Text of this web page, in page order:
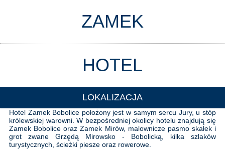
ZAMEK
HOTEL
LOKALIZACJA
Hotel Zamek Bobolice położony jest w samym sercu Jury, u stóp
królewskiej warowni. W bezpośredniej okolicy hotelu znajdują się
Zamek Bobolice oraz Zamek Mirów, malownicze pasmo skałek i
grot zwane Grzędą Mirowsko - Bobolicką, kilka szlaków
turystycznych, ścieżki piesze oraz rowerowe.